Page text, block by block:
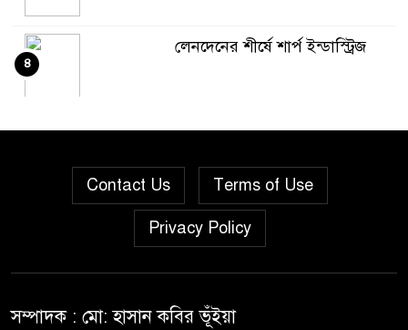
লেনদেনের শীর্ষে শার্প ইন্ডাস্ট্রিজ
৪
দরবৃদ্ধির শীর্ষে সিএপিএম
দরপতনের তালিকায় শীর্ষে মেট্রো
স্পিনিং
প্রমাণ পেয়েছে বিএসইসি
Contact Us Terms of Use
Privacy Policy
সম্পাদক : মো: হাসান কবির ভূঁইয়া